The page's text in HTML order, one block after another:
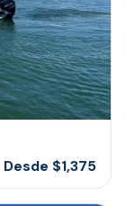
Desde $1,375